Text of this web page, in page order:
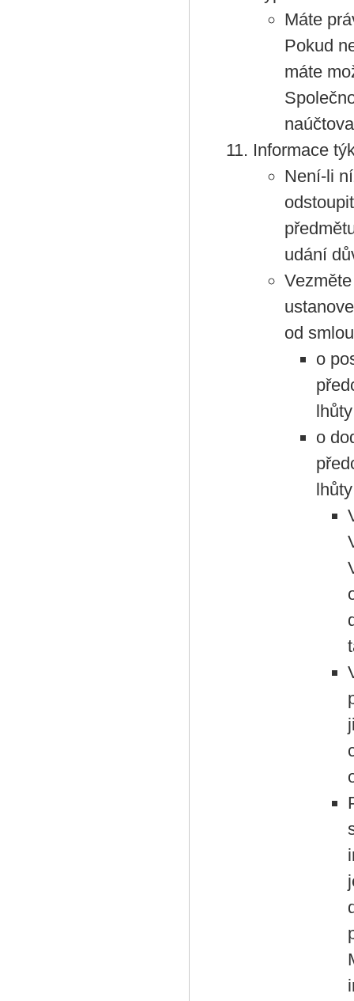
Máte
Pokud
máte
Informace
Není-li
udání
od
o
o